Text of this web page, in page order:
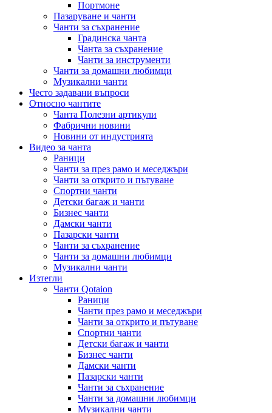
Портмоне
Пазаруване и чанти
Чанти за съхранение
Градинска чанта
Чанта за съхранение
Чанти за инструменти
Чанти за домашни любимци
Музикални чанти
Често задавани въпроси
Относно чантите
Чанта Полезни артикули
Фабрични новини
Новини от индустрията
Видео за чанта
Раници
Чанти за през рамо и меседжъри
Чанти за открито и пътуване
Спортни чанти
Детски багаж и чанти
Бизнес чанти
Дамски чанти
Пазарски чанти
Чанти за съхранение
Чанти за домашни любимци
Музикални чанти
Изтегли
Чанти Qotaion
Раници
Чанти през рамо и меседжъри
Чанти за открито и пътуване
Спортни чанти
Детски багаж и чанти
Бизнес чанти
Дамски чанти
Пазарски чанти
Чанти за съхранение
Чанти за домашни любимци
Музикални чанти